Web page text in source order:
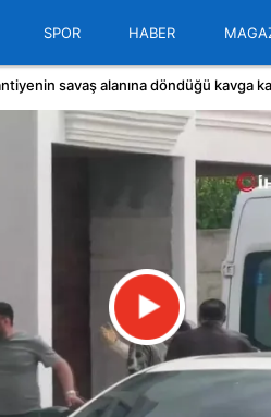
SPOR HABER